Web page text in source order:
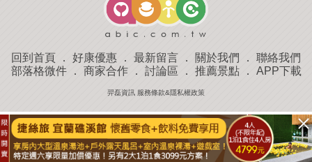
回到首頁 ． 好康優惠 ． 最新留言 ． 關於我們 ． 聯絡我們
部落格微件． 商家合作． 討論區 ． 推薦景點． APP下載
羿磊資訊 服務條款&隱私權政策